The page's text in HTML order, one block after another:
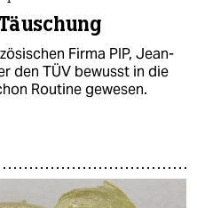
Firma PIP, Jean-
den TÜV bewusst in die
Routine gewesen.